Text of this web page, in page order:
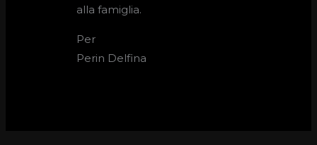
alla famiglia.
Per
Perin Delfina